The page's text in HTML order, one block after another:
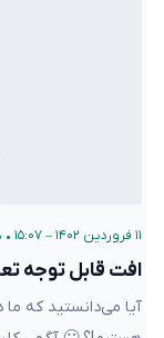
۱۱ فروردین ۱۴۰۲ – ۱۵:۰۷ •
افت قابل توجه
آیا می‌دانستید که